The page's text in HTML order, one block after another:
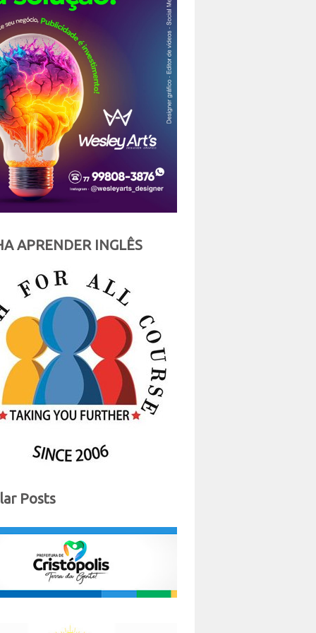
APRENDER INGLÊS
Posts